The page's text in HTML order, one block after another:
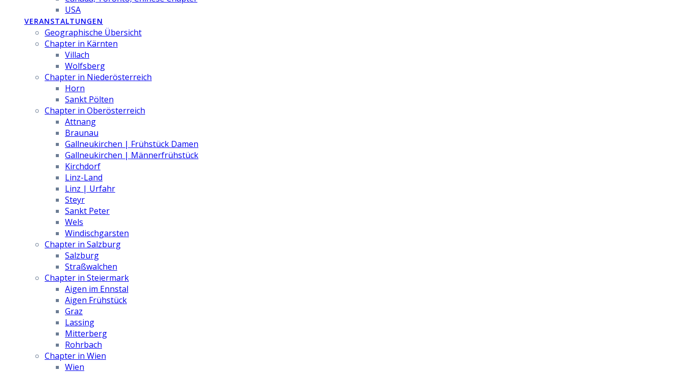
USA
VERANSTALTUNGEN
Geographische Übersicht
Chapter in Kärnten
Villach
Wolfsberg
Chapter in Niederösterreich
Horn
Sankt Pölten
Chapter in Oberösterreich
Attnang
Braunau
Gallneukirchen | Frühstück Damen
Gallneukirchen | Männerfrühstück
Kirchdorf
Linz-Land
Linz | Urfahr
Steyr
Sankt Peter
Wels
Windischgarsten
Chapter in Salzburg
Salzburg
Straßwalchen
Chapter in Steiermark
Aigen im Ennstal
Aigen Frühstück
Graz
Lassing
Mitterberg
Rohrbach
Chapter in Wien
Wien